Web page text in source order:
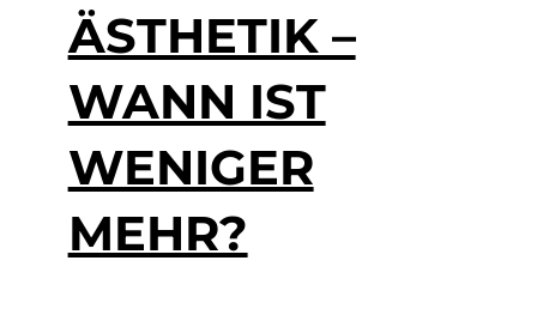
ÄSTHETIK –
WANN IST
WENIGER
MEHR?